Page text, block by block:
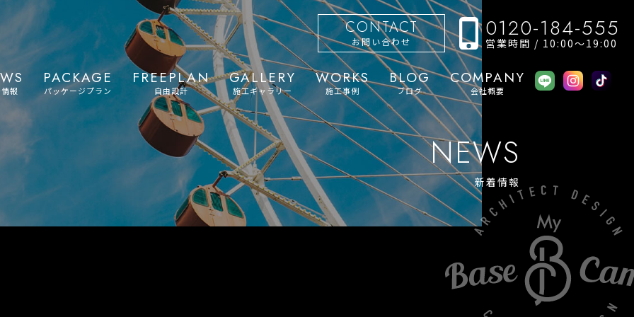
CONTACT
お問い合わせ 0120-184-555
営業時間 / 10:00〜19:00
報
PACKAGE
パッケージプラン
FREEPLAN
自由設計
GALLERY
施工ギャラリー
WORKS
施工事例
BLOG
ブログ
COMPANY
会社概要
NEWS
新着情報